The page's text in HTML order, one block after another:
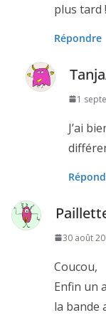
plus tard !
Répondre
Tanja
1
J’ai
30 août
Coucou,
Enfin un
la bande